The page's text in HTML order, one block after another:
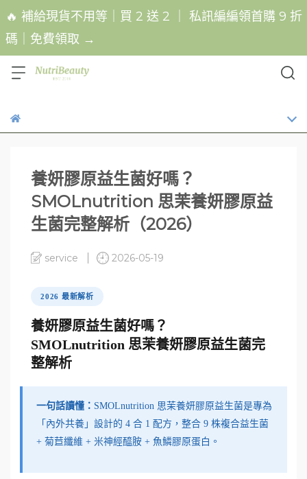
🔥 補給現貨不用等｜買 2 送 2 ｜ 私訊編編領首購 9 折
碼｜免費領取 →
養妍膠原益生菌好嗎？
SMOLnutrition 思茉養妍膠原益
生菌完整解析（2026）
service 2026-05-19
2026 最新解析
養妍膠原益生菌好嗎？
SMOLnutrition 思茉養妍膠原益生菌完
整解析
一句話讀懂： SMOLnutrition 思茉養妍膠原益生菌是專為
「內外共養」設計的 4 合 1 配方，整合 9 株複合益生菌
+ 菊苣纖維 + 米神經醯胺 + 魚鱗膠原蛋白。